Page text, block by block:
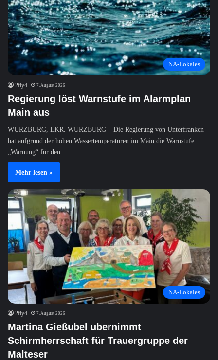
NA-Lokales
2fly4 7. August 2026
Regierung löst Warnstufe im Alarmplan
Main aus
WÜRZBURG, LKR. WÜRZBURG – Die Regierung von Unterfranken
hat aufgrund der hohen Wassertemperaturen im Main die Warnstufe
„Warnung“ für den…
Mehr lesen »
NA-Lokales
2fly4 7. August 2026
Martina Gießübel übernimmt
Schirmherrschaft für Trauergruppe der
Malteser